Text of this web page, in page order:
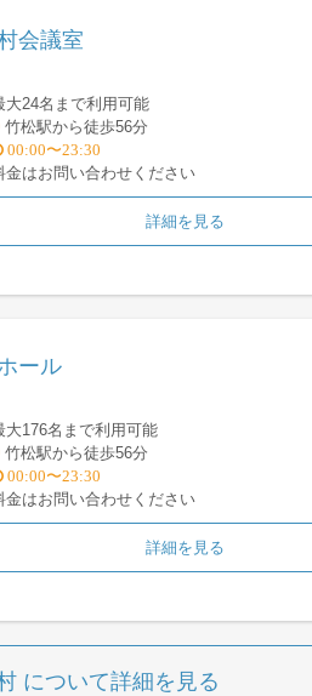
会議室
大24名まで利用可能
竹松駅から徒歩56分
00:00〜23:30
金はお問い合わせください
詳細を見る
ール
大176名まで利用可能
竹松駅から徒歩56分
00:00〜23:30
金はお問い合わせください
詳細を見る
について詳細を見る